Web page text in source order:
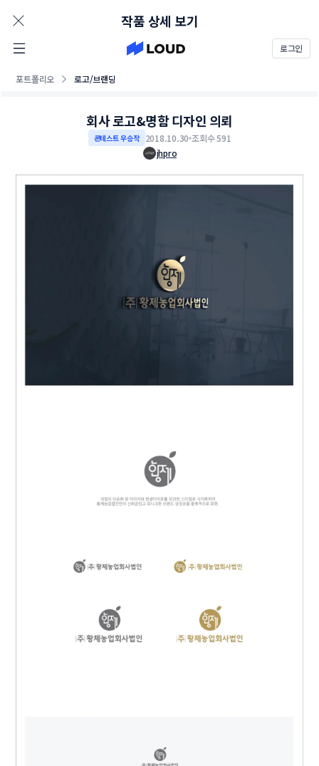
로그인
포트폴리오 로고/브랜딩
작품 상세 보기
회사 로고&명함 디자인 의뢰
콘테스트 우승작 2018.10.30 조회수 591
jhpro